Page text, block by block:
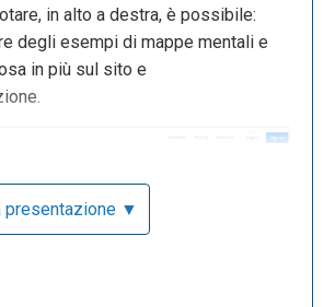
in alto a destra, è possibile:
degli esempi di mappe mentali e
in più sul sito e
presentazione ▼